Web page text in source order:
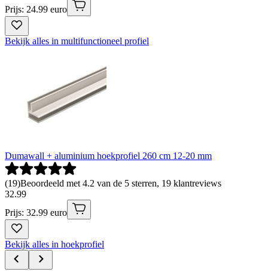
Prijs: 24.99 euro
Bekijk alles in multifunctioneel profiel
Dumawall + aluminium hoekprofiel 260 cm 12-20 mm
(19)Beoordeeld met 4.2 van de 5 sterren, 19 klantreviews
32.99
Prijs: 32.99 euro
Bekijk alles in hoekprofiel